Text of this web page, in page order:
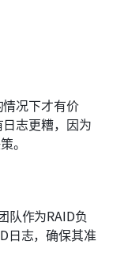
况下才有价
志更糟，因为
。
队作为RAID负
日志，确保其准